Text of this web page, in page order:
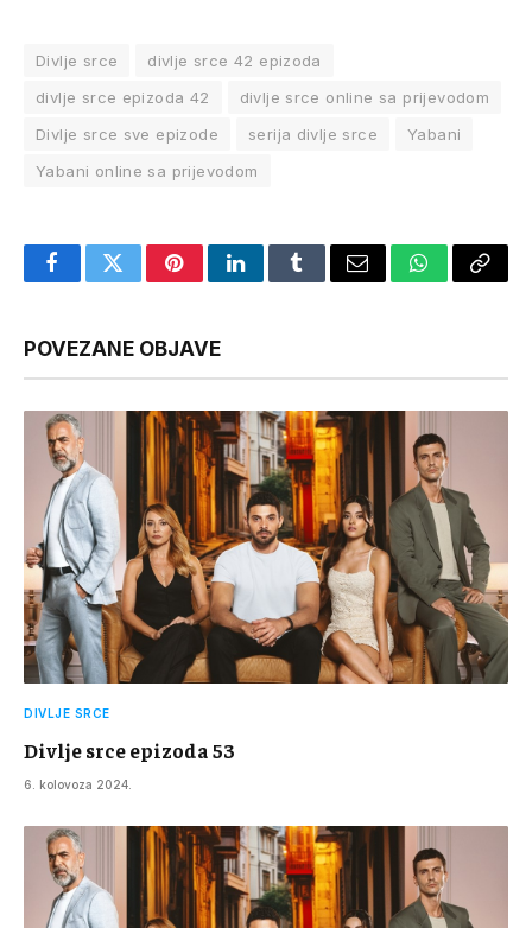
Divlje srce
divlje srce 42 epizoda
divlje srce epizoda 42
divlje srce online sa prijevodom
Divlje srce sve epizode
serija divlje srce
Yabani
Yabani online sa prijevodom
FacebookTwitterPinterestLinkedInTumblrEmail WhatsApp
Copy
POVEZANE OBJAVE
DIVLJE SRCE
Divlje srce epizoda 53
6. kolovoza 2024.